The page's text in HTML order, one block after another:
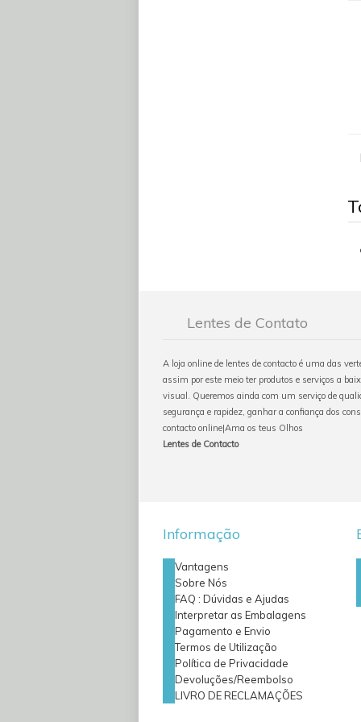
Lentes de Contato
A loja online de lentes de contacto é uma das
assim por este meio ter produtos e serviços a
visual. Queremos ainda com um serviço de
segurança e rapidez, ganhar a confiança dos
contacto online|Ama os teus Olhos
Lentes de Contacto
Informação
Vantagens
Sobre Nós
FAQ : Dúvidas e Ajudas
Interpretar as Embalagens
Pagamento e Envio
Termos de Utilização
Política de Privacidade
Devoluções/Reembolso
LIVRO DE RECLAMAÇÕES